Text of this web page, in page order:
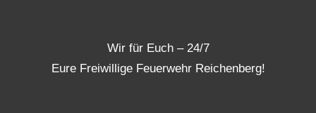
Wir für Euch – 24/7
Eure Freiwillige Feuerwehr Reichenberg!